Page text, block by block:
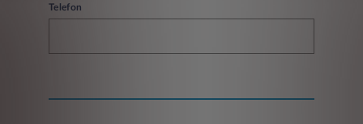
Telefon